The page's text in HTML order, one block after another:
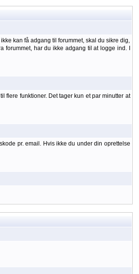
kan få adgang til forummet, skal du sikre dig,
har du ikke adgang til at logge ind. I
flere funktioner. Det tager kun et par minutter at
pr. email. Hvis ikke du under din oprettelse